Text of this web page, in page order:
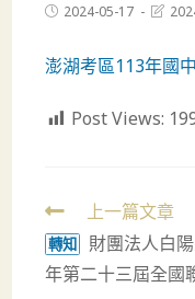
Post2024-05-17
Post
澎湖考區113年國
Post Views:
Read
more
articles
上一篇文章
轉知
財團法人白
年第二十三屆全國